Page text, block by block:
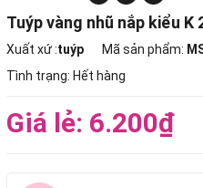
Tuýp vàng nhũ nắp kiểu K
Xuất xứ :tuýp Mã sản phẩm:
Tình trạng: Hết hàng
Giá lẻ: 6.200₫